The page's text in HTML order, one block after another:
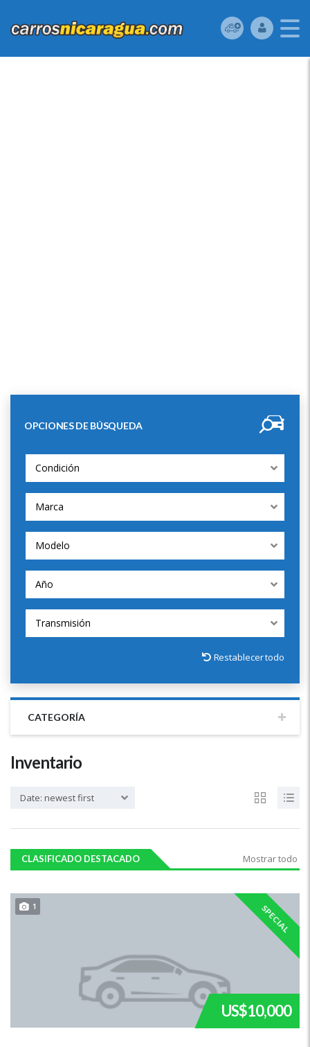
OPCIONES DE BÚSQUEDA
Condición
Marca
Modelo
Año
Transmisión
Restablecer todo
CATEGORÍA
Inventario
Date: newest first
CLASIFICADO DESTACADO Mostrar todo
1 SPECIAL
US$10,000